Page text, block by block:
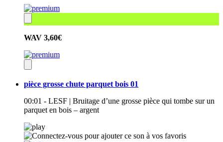
WAV 3,60€
pièce grosse chute parquet bois 01
00:01 - LESF | Bruitage d’une grosse pièce qui tombe sur un
parquet en bois – argent